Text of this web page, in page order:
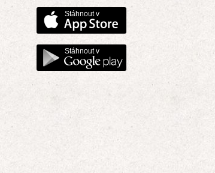
Stáhnout v
Stáhnout v